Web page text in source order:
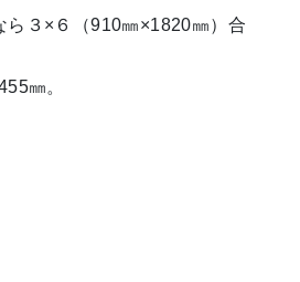
３×６（910㎜×1820㎜）合
㎜。